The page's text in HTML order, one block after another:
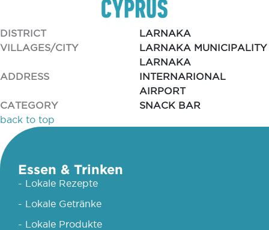
DISTRICT
LARNAKA
VILLAGES/CITY
LARNAKA MUNICIPALITY
ADDRESS
LARNAKA
INTERNARIONAL
AIRPORT
CATEGORY
SNACK BAR
back to top
Essen & Trinken
- Lokale Rezepte
- Lokale Getränke
- Lokale Produkte